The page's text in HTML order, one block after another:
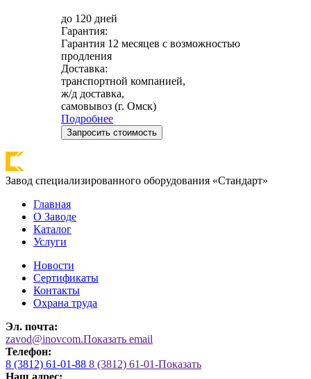
до 120 дней
Гарантия:
Гарантия 12 месяцев с возможностью
продления
Доставка:
транспортной компанией,
ж/д доставка,
самовывоз (г. Омск)
Подробнее
Запросить стоимость
Завод специализированного оборудования «Стандарт»
Главная
О Заводе
Каталог
Услуги
Новости
Сертификаты
Контакты
Охрана труда
Эл. почта:
zavod@inovcom.Показать email
Телефон:
8 (3812) 61-01-88 8 (3812) 61-01-Показать
Наш адрес: